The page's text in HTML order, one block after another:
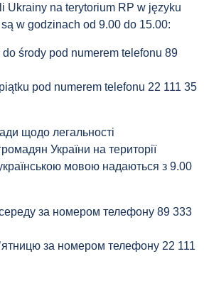
Ukrainy na terytorium RP w języku
w godzinach od 9.00 do 15.00:
do środy pod numerem telefonu 89
pod numerem telefonu 22 111 35
щодо легальності
України на території
мовою надаються з 9.00
за номером телефону 89 333
за номером телефону 22 111